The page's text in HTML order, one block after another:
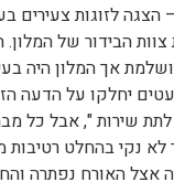
– הצגה לזוגות צעירים
הבידור של
אך המלון היה
יחלקו על הדעה
לתת שירות ", אבל כל
נקי בהחלט רטיבות
אצל האורח נפתרה